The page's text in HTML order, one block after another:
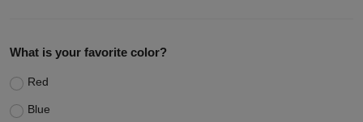
What is your favorite color?
Red
Blue